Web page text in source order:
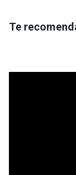
Te